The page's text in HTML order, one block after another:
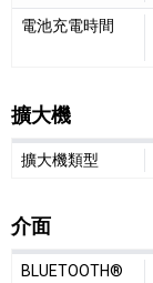
電池充電時間
擴大機
擴大機細節敘述
擴大機類型
介面
介面細節敘述
BLUETOOTH®